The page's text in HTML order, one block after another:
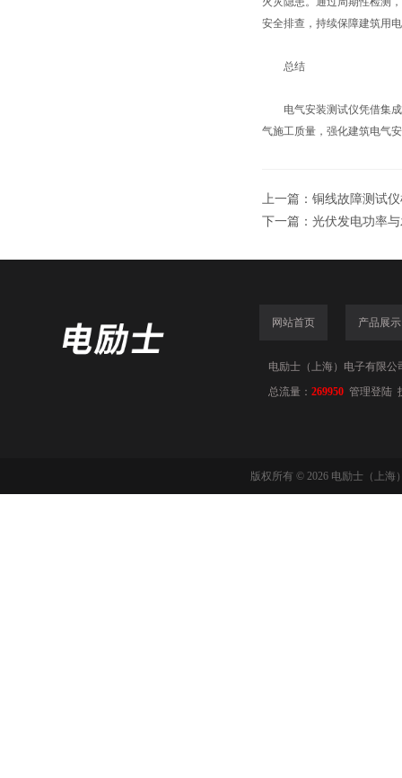
安全排查，持续保障建筑用
总结
电气安装测试仪凭借集成
气施工质量，强化建筑电气
上一篇： 铜线故障测试
下一篇： 光伏发电功率
网站首页 产品展示
电励士（上海）电子有限公
总流量： 269950 管理登陆
版权所有 © 2026 电励士（上